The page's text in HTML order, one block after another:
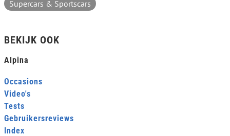
Supercars & Sportscars
BEKIJK OOK
Alpina
Occasions
Video's
Tests
Gebruikersreviews
Index